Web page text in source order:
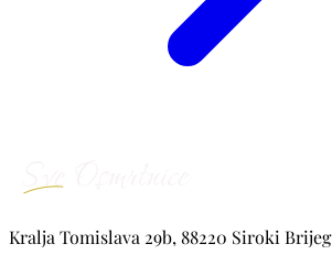
Kralja Tomislava 29b, 88220 Siroki Brijeg